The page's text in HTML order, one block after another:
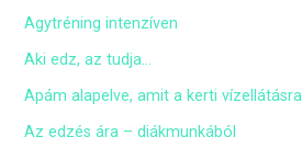
Agytréning intenzíven
Aki edz, az tudja…
Apám alapelve, amit a kerti
Az edzés ára – diákmunkából